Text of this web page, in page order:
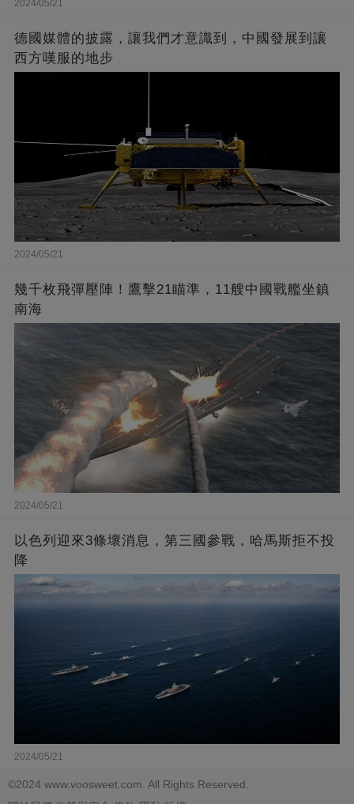
2024/05/21
德國媒體的披露，讓我們才意識到，中國發展到讓
西方嘆服的地步
2024/05/21
幾千枚飛彈壓陣！鷹擊21瞄準，11艘中國戰艦坐鎮
南海
2024/05/21
以色列迎來3條壞消息，第三國參戰，哈馬斯拒不投
降
2024/05/21
©2024 www.voosweet.com. All Rights Reserved.